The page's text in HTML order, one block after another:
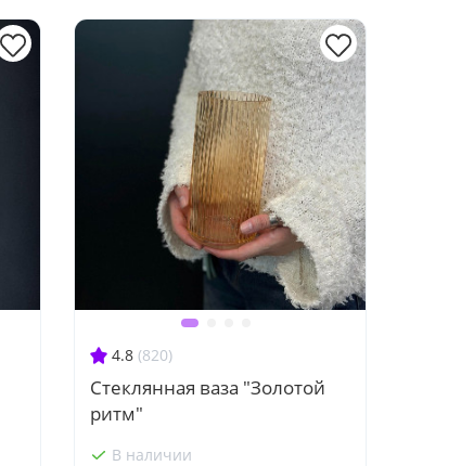
4.8 (820)
Стеклянная ваза "Золотой
ритм"
В наличии